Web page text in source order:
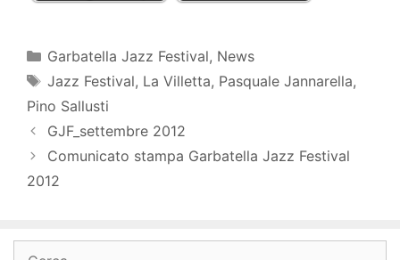
Categorie
Garbatella Jazz Festival, News
Tag
Jazz Festival, La Villetta, Pasquale Jannarella,
Pino Sallusti
GJF_settembre 2012
Comunicato stampa Garbatella Jazz Festival
2012